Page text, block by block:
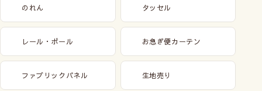
のれん タッセル
レール・ポール お急ぎ便カーテン
ファブリックパネル 生地売り